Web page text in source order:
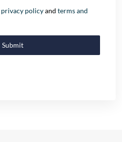
privacy policyandterms and
Submit